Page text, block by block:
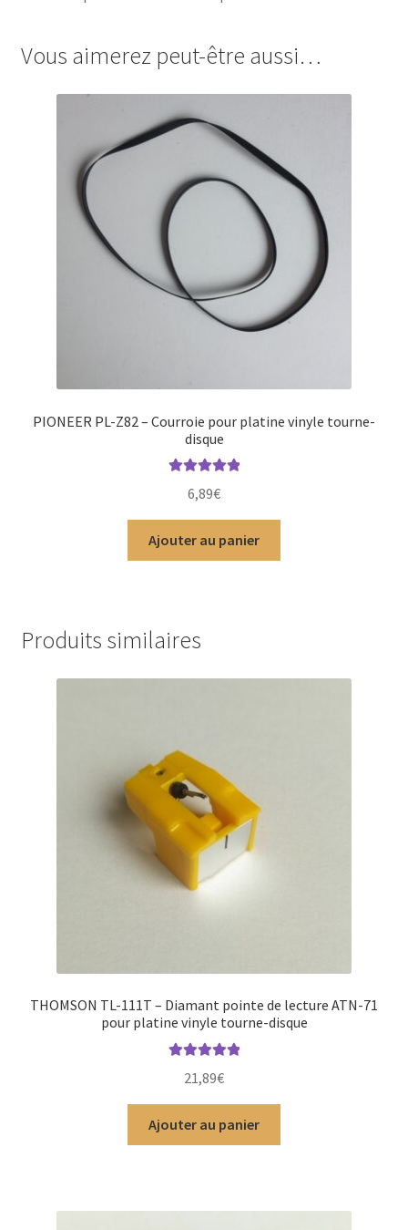
Vous aimerez peut-être aussi…
PIONEER PL-Z82 – Courroie pour platine vinyle tourne-
disque
6,89€
Ajouter au panier
Produits similaires
THOMSON TL-111T – Diamant pointe de lecture ATN-71
pour platine vinyle tourne-disque
5
21,89€
Ajouter au panier